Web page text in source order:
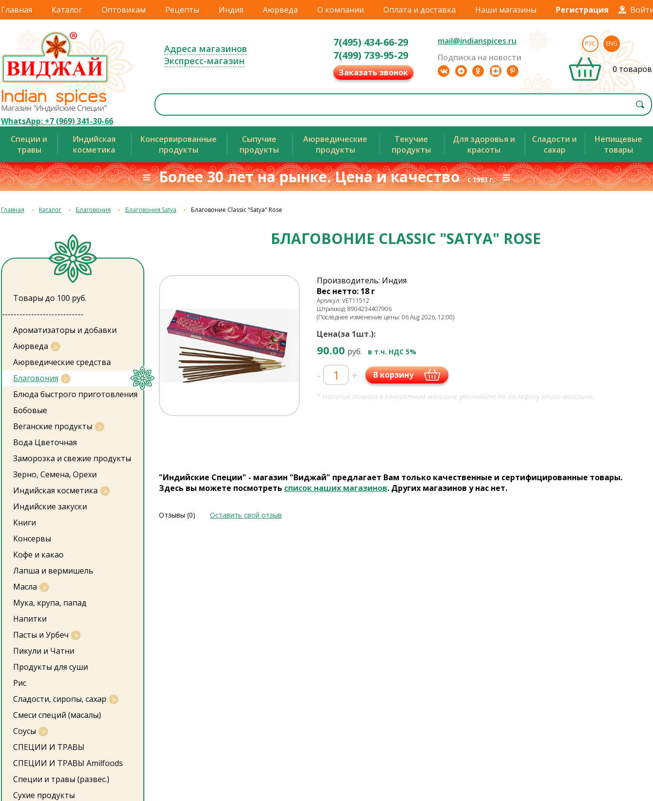
Главная Каталог Оптовикам Рецепты Индия Аюрведа О компании Оплата и доставка Наши магазины Регистрация
WhatsApp: +7 (969) 341-30-66
Адреса магазинов
Экспресс-магазин
7(495) 434-66-29
7(499) 739-95-29
Заказать звонок
mail@indianspices.ru
Подписка на новости
РУС ENG
0 товаров
Специи и
травы
Индийская
косметика
Консервированные
продукты
Сыпучие
продукты
Аюрведические
продукты
Текучие
продукты
Для здоровья и
красоты
Сладости и
сахар
Непищевые
товары
≡ Более 30 лет на рынке. Цена и качествос 1993 г.≡
Главная Каталог Благовония Благовония Satya Благовоние Classic "Satya" Rose
Товары до 100 руб.
----------------------------
Ароматизаторы и добавки
Аюрведа
Аюрведические средства
Благовония
Блюда быстрого приготовления
Бобовые
Веганские продукты
Вода Цветочная
Заморозка и свежие продукты
Зерно, Семена, Орехи
Индийская косметика
Индийские закуски
Книги
Консервы
Кофе и какао
Лапша и вермишель
Масла
Мука, крупа, папад
Напитки
Пасты и Урбеч
Пикули и Чатни
Продукты для суши
Рис
Сладости, сиропы, сахар
Смеси специй (масалы)
Соусы
СПЕЦИИ И ТРАВЫ
СПЕЦИИ И ТРАВЫ Amilfoods
Специи и травы (развес.)
Сухие продукты
БЛАГОВОНИЕ CLASSIC "SATYA" ROSE
Производитель: Индия
Вес нетто: 18 г
Артикул: VET11512
Штрихкод: 8904234407906
(Последнее изменение цены: 06 Aug 2026, 12:00)
Цена(за 1шт.):
90.00 руб. в т.ч. НДС 5%
- + В корзину
* Наличие товара в конкретном магазине уточняйте по телефону этого магазина.
"Индийские Специи" - магазин "Виджай" предлагает Вам только качественные и сертифицированные товары.
Здесь вы можете посмотреть список наших магазинов. Других магазинов у нас нет.
Отзывы (0) Оставить свой отзыв